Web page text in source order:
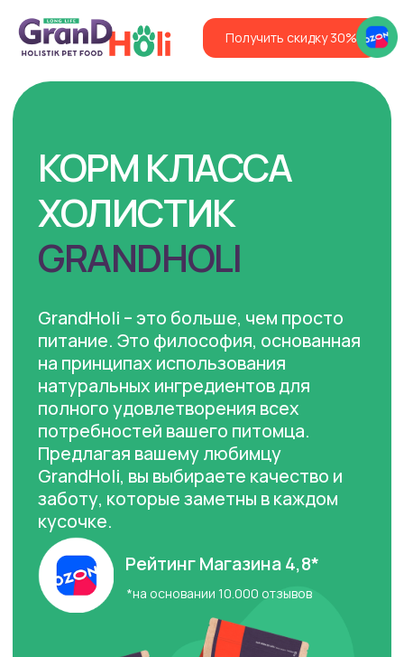
Получить скидку 30%
ХОЛИСТИК
GRANDHOLI
*на основании 10.000 отзывов
Рейтинг Магазина 4,8*
GrandHoli – это больше, чем просто
питание. Это философия, основанная
на принципах использования
натуральных ингредиентов для
потребностей вашего питомца.
Предлагая вашему любимцу
GrandHoli, вы выбираете качество и
заботу, которые заметны в каждом
кусочке.